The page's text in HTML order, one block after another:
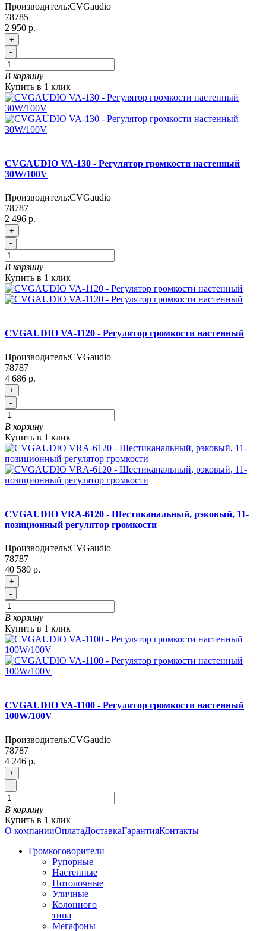
Производитель:CVGaudio
78785
2 950 р.
+
-
В корзину
Купить в 1 клик
CVGAUDIO VA-130 - Регулятор громкости настенный
30W/100V
Производитель:CVGaudio
78787
2 496 р.
+
-
В корзину
Купить в 1 клик
CVGAUDIO VA-1120 - Регулятор громкости настенный
Производитель:CVGaudio
78787
4 686 р.
+
-
В корзину
Купить в 1 клик
CVGAUDIO VRA-6120 - Шестиканальный, рэковый, 11-
позиционный регулятор громкости
Производитель:CVGaudio
78787
40 580 р.
+
-
В корзину
Купить в 1 клик
CVGAUDIO VA-1100 - Регулятор громкости настенный
100W/100V
Производитель:CVGaudio
78787
4 246 р.
+
-
В корзину
Купить в 1 клик
О компанииОплатаДоставкаГарантияКонтакты
Громкоговорители
Рупорные
Настенные
Потолочные
Уличные
Колонного
типа
Мегафоны